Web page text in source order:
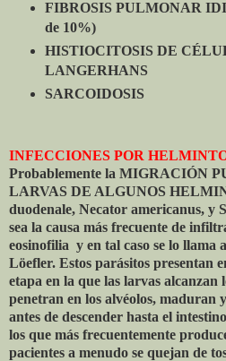
FIBROSIS PULMONAR
de 10%)
HISTIOCITOSIS DE
LANGERHANS
SARCOIDOSIS
INFECCIONES POR
Probablemente la MIGRACIÓN
LARVAS DE ALGUNOS
duodenale, Necator americanus, y
sea la causa más frecuente de
eosinofilia y en tal caso se lo llama
Löefler. Estos parásitos presentan
etapa en la que las larvas alcanzan
penetran en los alvéolos, maduran
antes de descender hasta el
los que más frecuentemente
pacientes a menudo se quejan de